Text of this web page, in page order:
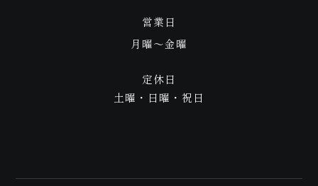
営業日
月曜〜金曜
定休日
土曜・日曜・祝日